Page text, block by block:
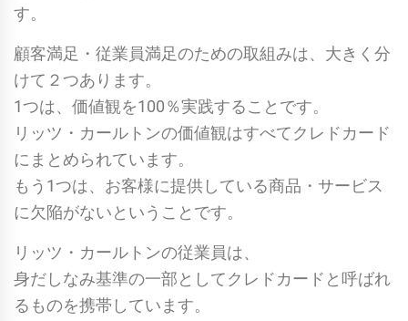
す。
顧客満足・従業員満足のための取組みは、大きく分
けて２つあります。
1つは、価値観を100％実践することです。
リッツ・カールトンの価値観はすべてクレドカード
にまとめられています。
もう1つは、お客様に提供している商品・サービス
に欠陥がないということです。
リッツ・カールトンの従業員は、
身だしなみ基準の一部としてクレドカードと呼ばれ
るものを携帯しています。